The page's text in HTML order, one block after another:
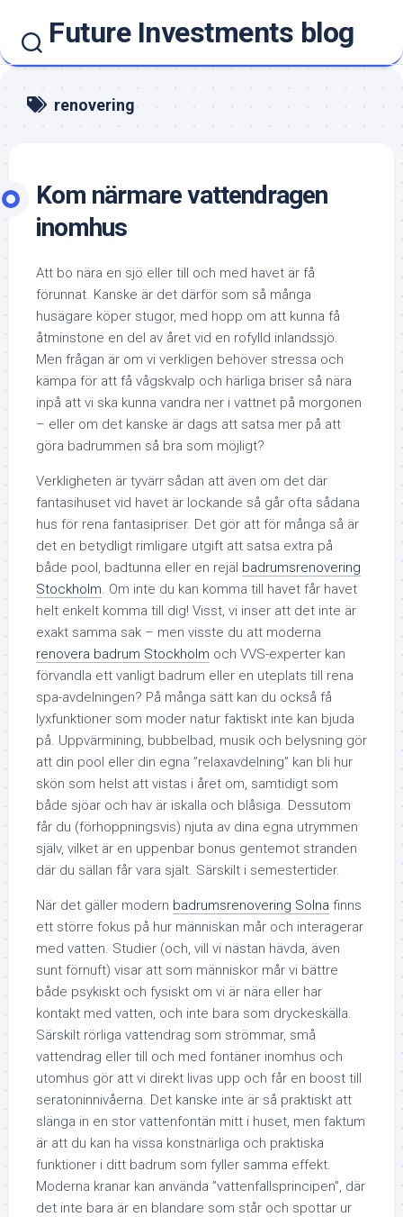
innehåll Future Investments blog
renovering
Kom närmare vattendragen
inomhus
Att bo nära en sjö eller till och med havet är få
förunnat. Kanske är det därför som så många
husägare köper stugor, med hopp om att kunna få
åtminstone en del av året vid en rofylld inlandssjö.
Men frågan är om vi verkligen behöver stressa och
kämpa för att få vågskvalp och härliga briser så nära
inpå att vi ska kunna vandra ner i vattnet på morgonen
– eller om det kanske är dags att satsa mer på att
göra badrummen så bra som möjligt?
Verkligheten är tyvärr sådan att även om det där
fantasihuset vid havet är lockande så går ofta sådana
hus för rena fantasipriser. Det gör att för många så är
det en betydligt rimligare utgift att satsa extra på
både pool, badtunna eller en rejäl badrumsrenovering
Stockholm. Om inte du kan komma till havet får havet
helt enkelt komma till dig! Visst, vi inser att det inte är
exakt samma sak – men visste du att moderna
renovera badrum Stockholm och VVS-experter kan
förvandla ett vanligt badrum eller en uteplats till rena
spa-avdelningen? På många sätt kan du också få
lyxfunktioner som moder natur faktiskt inte kan bjuda
på. Uppvärmining, bubbelbad, musik och belysning gör
att din pool eller din egna ”relaxavdelning” kan bli hur
skön som helst att vistas i året om, samtidigt som
både sjöar och hav är iskalla och blåsiga. Dessutom
får du (förhoppningsvis) njuta av dina egna utrymmen
själv, vilket är en uppenbar bonus gentemot stranden
där du sällan får vara själt. Särskilt i semestertider.
När det gäller modern badrumsrenovering Solna finns
ett större fokus på hur människan mår och interagerar
med vatten. Studier (och, vill vi nästan hävda, även
sunt förnuft) visar att som människor mår vi bättre
både psykiskt och fysiskt om vi är nära eller har
kontakt med vatten, och inte bara som dryckeskälla.
Särskilt rörliga vattendrag som strömmar, små
vattendrag eller till och med fontäner inomhus och
utomhus gör att vi direkt livas upp och får en boost till
seratoninnivåerna. Det kanske inte är så praktiskt att
slänga in en stor vattenfontän mitt i huset, men faktum
är att du kan ha vissa konstnärliga och praktiska
funktioner i ditt badrum som fyller samma effekt.
Moderna kranar kan använda ”vattenfallsprincipen”, där
det inte bara är en blandare som står och spottar ur